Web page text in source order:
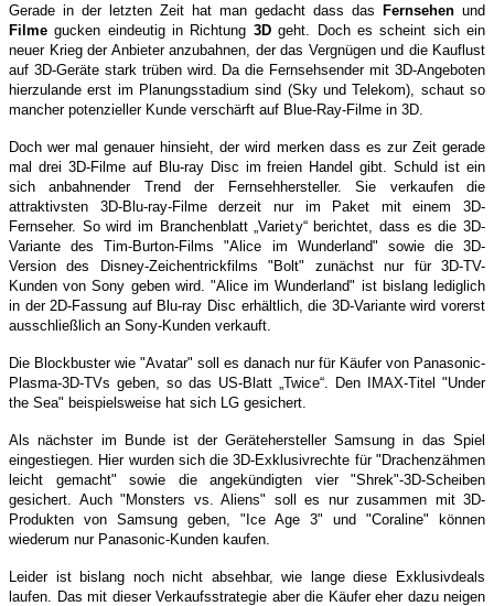
Gerade in der letzten Zeit hat man gedacht dass das Fernsehen und
Filme gucken eindeutig in Richtung 3Dgeht. Doch es scheint sich ein
neuer Krieg der Anbieter anzubahnen, der das Vergnügen und die Kauflust
auf 3D-Geräte stark trüben wird. Da die Fernsehsender mit 3D-Angeboten
hierzulande erst im Planungsstadium sind (Sky und Telekom), schaut so
mancher potenzieller Kunde verschärft auf Blue-Ray-Filme in 3D.
Doch wer mal genauer hinsieht, der wird merken dass es zur Zeit gerade
mal drei 3D-Filme auf Blu-ray Disc im freien Handel gibt. Schuld ist ein
sich anbahnender Trend der Fernsehhersteller. Sie verkaufen die
attraktivsten 3D-Blu-ray-Filme derzeit nur im Paket mit einem 3D-
Fernseher. So wird im Branchenblatt „Variety“ berichtet, dass es die 3D-
Variante des Tim-Burton-Films "Alice im Wunderland" sowie die 3D-
Version des Disney-Zeichentrickfilms "Bolt" zunächst nur für 3D-TV-
Kunden von Sony geben wird. "Alice im Wunderland" ist bislang lediglich
in der 2D-Fassung auf Blu-ray Disc erhältlich, die 3D-Variante wird vorerst
ausschließlich an Sony-Kunden verkauft.
Die Blockbuster wie "Avatar" soll es danach nur für Käufer von Panasonic-
Plasma-3D-TVs geben, so das US-Blatt „Twice“. Den IMAX-Titel "Under
the Sea" beispielsweise hat sich LG gesichert.
Als nächster im Bunde ist der Gerätehersteller Samsung in das Spiel
eingestiegen. Hier wurden sich die 3D-Exklusivrechte für "Drachenzähmen
leicht gemacht" sowie die angekündigten vier "Shrek"-3D-Scheiben
gesichert. Auch "Monsters vs. Aliens" soll es nur zusammen mit 3D-
Produkten von Samsung geben, "Ice Age 3" und "Coraline" können
wiederum nur Panasonic-Kunden kaufen.
Leider ist bislang noch nicht absehbar, wie lange diese Exklusivdeals
laufen. Das mit dieser Verkaufsstrategie aber die Käufer eher dazu neigen